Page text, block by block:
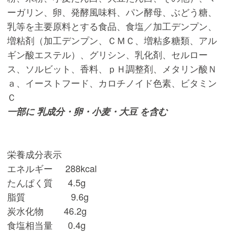
ーガリン、卵、発酵風味料、パン酵母、ぶどう糖、
乳等を主要原料とする食品、食塩／加工デンプン、
増粘剤（加工デンプン、ＣＭＣ、増粘多糖類、アル
ギン酸エステル）、グリシン、乳化剤、セルロー
ス、ソルビット、香料、ｐＨ調整剤、メタリン酸Ｎ
ａ、イーストフード、カロチノイド色素、ビタミン
Ｃ
一部に 乳成分・卵・小麦・大豆 を含む
栄養成分表示
エネルギー 288kcal
たんぱく質 4.5g
脂質 9.6g
炭水化物 46.2g
食塩相当量 0.4g